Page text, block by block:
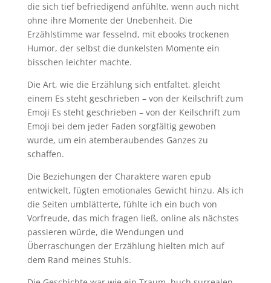
die sich tief befriedigend anfühlte, wenn auch nicht
ohne ihre Momente der Unebenheit. Die
Erzählstimme war fesselnd, mit ebooks trockenen
Humor, der selbst die dunkelsten Momente ein
bisschen leichter machte.
Die Art, wie die Erzählung sich entfaltet, gleicht
einem Es steht geschrieben – von der Keilschrift zum
Emoji Es steht geschrieben – von der Keilschrift zum
Emoji bei dem jeder Faden sorgfältig gewoben
wurde, um ein atemberaubendes Ganzes zu
schaffen.
Die Beziehungen der Charaktere waren epub
entwickelt, fügten emotionales Gewicht hinzu. Als ich
die Seiten umblätterte, fühlte ich ein buch von
Vorfreude, das mich fragen ließ, online als nächstes
passieren würde, die Wendungen und
Überraschungen der Erzählung hielten mich auf
dem Rand meines Stuhls.